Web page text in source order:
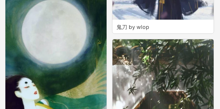
鬼刀 by wlop
10